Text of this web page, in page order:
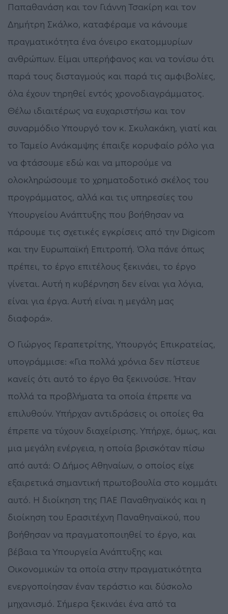
Παπαθανάση και τον Γιάννη Τσακίρη και τον
Δημήτρη Σκάλκο, καταφέραμε να κάνουμε
πραγματικότητα ένα όνειρο εκατομμυρίων
ανθρώπων. Είμαι υπερήφανος και να τονίσω ότι
παρά τους δισταγμούς και παρά τις αμφιβολίες,
όλα έχουν τηρηθεί εντός χρονοδιαγράμματος.
Θέλω ιδιαιτέρως να ευχαριστήσω και τον
συναρμόδιο Υπουργό τον κ. Σκυλακάκη, γιατί και
το Ταμείο Ανάκαμψης έπαιξε κορυφαίο ρόλο για
να φτάσουμε εδώ και να μπορούμε να
ολοκληρώσουμε το χρηματοδοτικό σκέλος του
προγράμματος, αλλά και τις υπηρεσίες του
Υπουργείου Ανάπτυξης που βοήθησαν να
πάρουμε τις σχετικές εγκρίσεις από την Digicom
και την Ευρωπαϊκή Επιτροπή. Όλα πάνε όπως
πρέπει, το έργο επιτέλους ξεκινάει, το έργο
γίνεται. Αυτή η κυβέρνηση δεν είναι για λόγια,
είναι για έργα. Αυτή είναι η μεγάλη μας
διαφορά».
Ο Γιώργος Γεραπετρίτης, Υπουργός Επικρατείας,
υπογράμμισε: «Για πολλά χρόνια δεν πίστευε
κανείς ότι αυτό το έργο θα ξεκινούσε. Ήταν
πολλά τα προβλήματα τα οποία έπρεπε να
επιλυθούν. Υπήρχαν αντιδράσεις οι οποίες θα
έπρεπε να τύχουν διαχείρισης. Υπήρχε, όμως, και
μια μεγάλη ενέργεια, η οποία βρισκόταν πίσω
από αυτά: Ο Δήμος Αθηναίων, ο οποίος είχε
εξαιρετικά σημαντική πρωτοβουλία στο κομμάτι
αυτό. Η διοίκηση της ΠΑΕ Παναθηναϊκός και η
διοίκηση του Ερασιτέχνη Παναθηναϊκού, που
βοήθησαν να πραγματοποιηθεί το έργο, και
βέβαια τα Υπουργεία Ανάπτυξης και
Οικονομικών τα οποία στην πραγματικότητα
ενεργοποίησαν έναν τεράστιο και δύσκολο
μηχανισμό. Σήμερα ξεκινάει ένα από τα